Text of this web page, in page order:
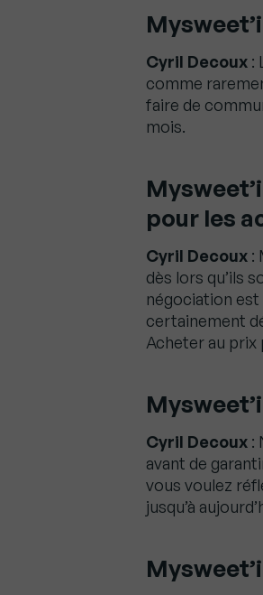
Cyril Decoux :
comme
faire de
mois.
pour les
Cyril Decoux :
dès lors qu’ils
négociation
certainement
Acheter au
Cyril Decoux :
avant de
vous voulez
jusqu’à